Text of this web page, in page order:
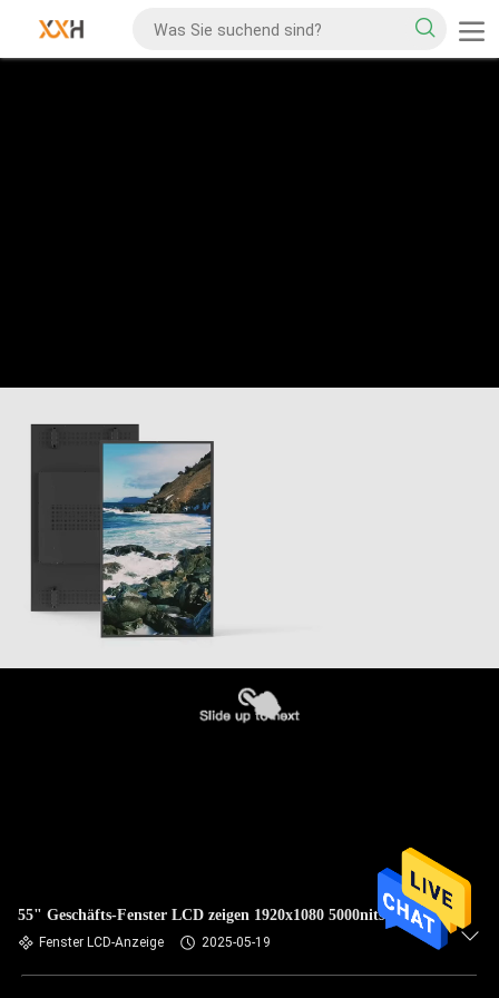
55" Geschäfts-Fenster LCD zeigen 1920x1080 5000nits an
Fenster LCD-Anzeige 2025-05-19